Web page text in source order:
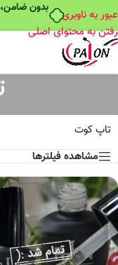
بدون
عبور به ناوبری
رفتن به محتوای اصلی
تاپ کوت
مشاهده فیلترها